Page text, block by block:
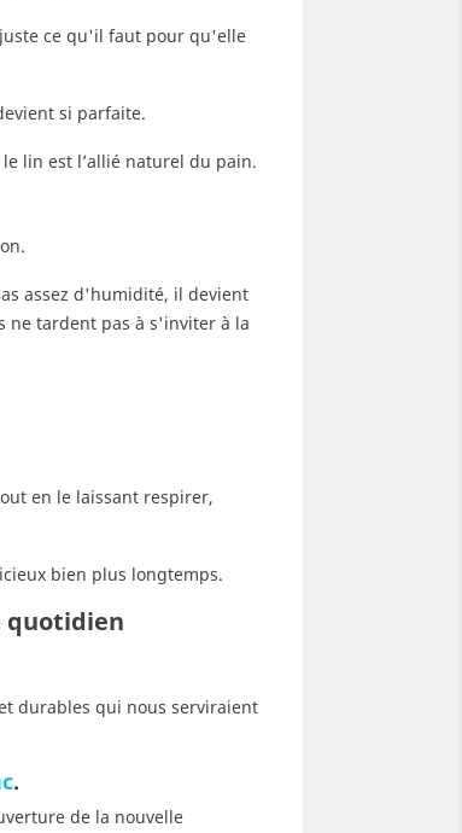
ce qu'il faut pour qu'elle
si parfaite.
lin est l’allié naturel du pain.
assez d'humidité, il devient
ne tardent pas à s'inviter à la
en le laissant respirer,
bien plus longtemps.
quotidien
durables qui nous serviraient
.
de la nouvelle